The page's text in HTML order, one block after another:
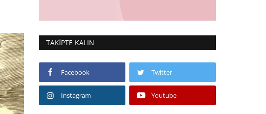
TAKIPTE KALIN
Facebook Twitter
Instagram Youtube